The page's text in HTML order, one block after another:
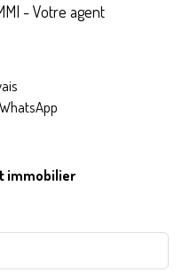
- Votre agent
WhatsApp
immobilier